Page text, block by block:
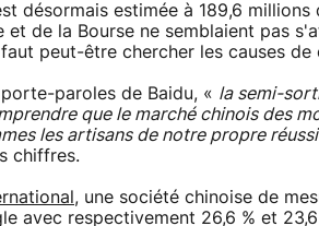
désormais estimée à 189,6
et de la Bourse ne semblaient pas
peut-être chercher les causes
paroles de Baidu, « la semi-
que le marché chinois des
les artisans de notre propre
chiffres.
, une société chinoise de
avec respectivement 26,6 % et